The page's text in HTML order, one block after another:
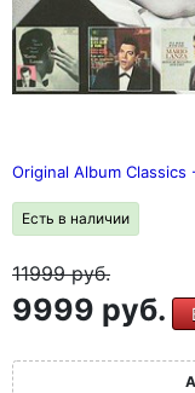
Original Album Classics
Есть в наличии
11999руб.
9999 руб.